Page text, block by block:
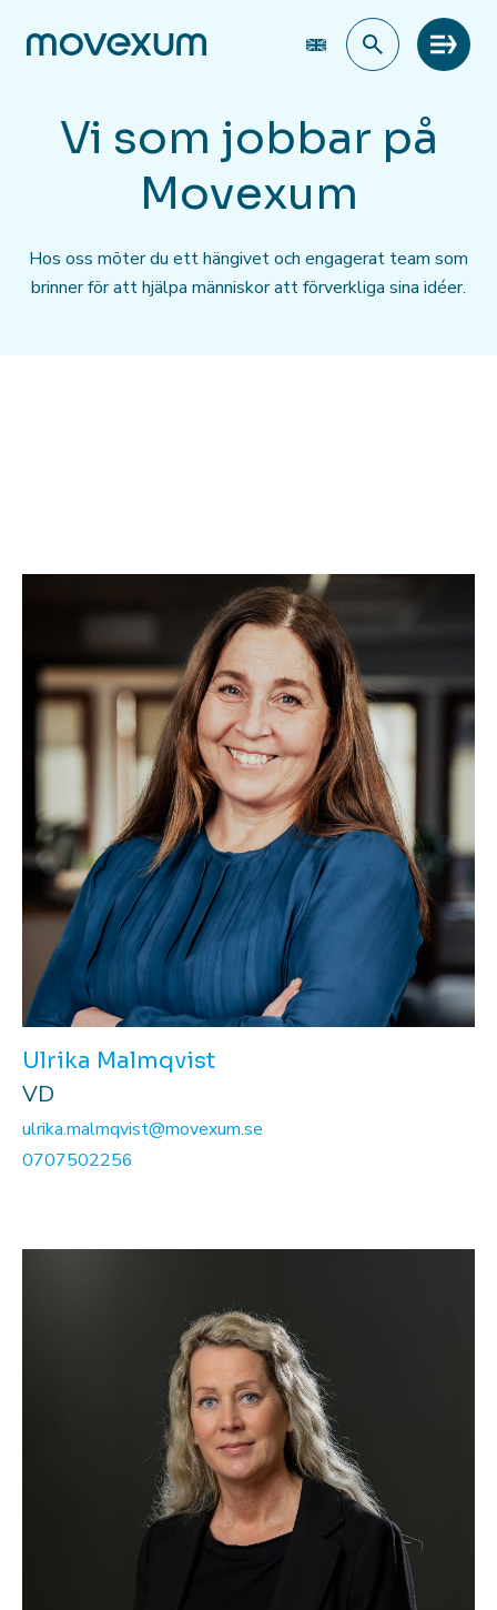
Meny
Vi som jobbar på
Movexum
Hos oss möter du ett hängivet och engagerat team som
brinner för att hjälpa människor att förverkliga sina idéer.
Ulrika Malmqvist
VD
ulrika.malmqvist@movexum.se
0707502256